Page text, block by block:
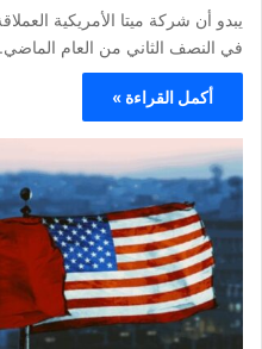
يبدو أن شركة ميتا الأمريكية
في النصف الثاني من العام
أكمل القراءة »